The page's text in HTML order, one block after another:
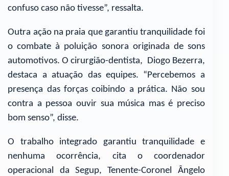
confuso caso não tivesse”, ressalta.
Outra ação na praia que garantiu tranquilidade foi
o combate à poluição sonora originada de sons
automotivos. O cirurgião-dentista, Diogo Bezerra,
destaca a atuação das equipes. “Percebemos a
presença das forças coibindo a prática. Não sou
contra a pessoa ouvir sua música mas é preciso
bom senso”, disse.
O trabalho integrado garantiu tranquilidade e
nenhuma ocorrência, cita o coordenador
operacional da Segup, Tenente-Coronel Ângelo